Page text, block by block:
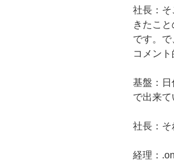
社長：そ
きたこ
です。
コメント
基盤：日
で出来て
社長：そ
経理：